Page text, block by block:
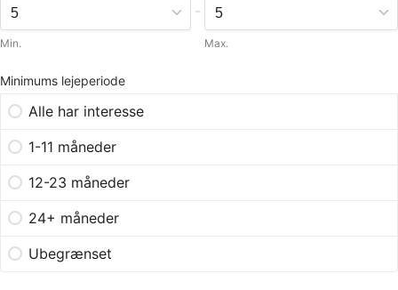
Min.
-
Max.
Minimums lejeperiode
Alle har interesse
1-11 måneder
12-23 måneder
24+ måneder
Ubegrænset